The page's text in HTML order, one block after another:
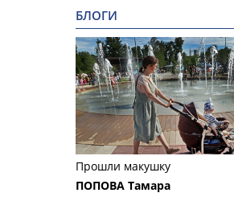
БЛОГИ
Прошли макушку
ПОПОВА Тамара